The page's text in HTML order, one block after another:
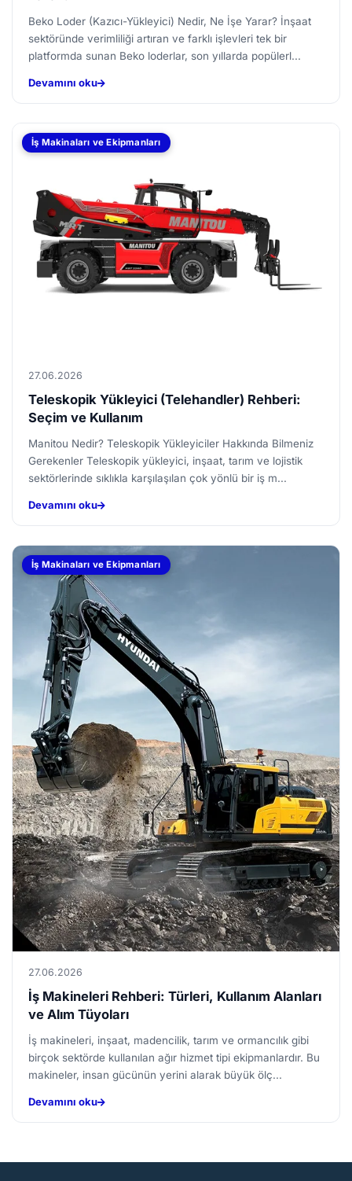
Beko Loder (Kazıcı-Yükleyici) Nedir, Ne İşe Yarar? İnşaat
sektöründe verimliliği artıran ve farklı işlevleri tek bir
platformda sunan Beko loderlar, son yıllarda popülerl...
Devamını oku
İş Makinaları ve Ekipmanları
27.06.2026
Teleskopik Yükleyici (Telehandler) Rehberi:
Seçim ve Kullanım
Manitou Nedir? Teleskopik Yükleyiciler Hakkında Bilmeniz
Gerekenler Teleskopik yükleyici, inşaat, tarım ve lojistik
sektörlerinde sıklıkla karşılaşılan çok yönlü bir iş m...
Devamını oku
İş Makinaları ve Ekipmanları
27.06.2026
İş Makineleri Rehberi: Türleri, Kullanım Alanları
ve Alım Tüyoları
İş makineleri, inşaat, madencilik, tarım ve ormancılık gibi
birçok sektörde kullanılan ağır hizmet tipi ekipmanlardır. Bu
makineler, insan gücünün yerini alarak büyük ölç...
Devamını oku